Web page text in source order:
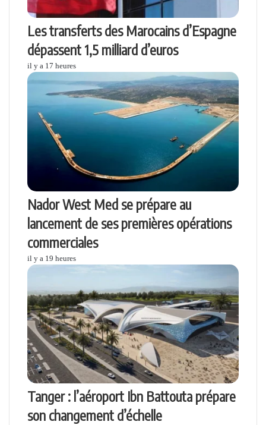
Les transferts des Marocains d’Espagne
dépassent 1,5 milliard d’euros
il y a 17 heures
Nador West Med se prépare au
lancement de ses premières opérations
commerciales
il y a 19 heures
Tanger : l’aéroport Ibn Battouta prépare
son changement d’échelle